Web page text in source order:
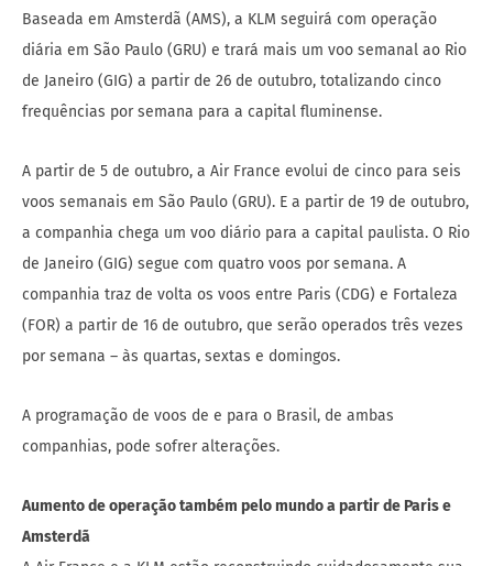
Baseada em Amsterdã (AMS), a KLM seguirá com operação
diária em São Paulo (GRU) e trará mais um voo semanal ao Rio
de Janeiro (GIG) a partir de 26 de outubro, totalizando cinco
frequências por semana para a capital fluminense.
A partir de 5 de outubro, a Air France evolui de cinco para seis
voos semanais em São Paulo (GRU). E a partir de 19 de outubro,
a companhia chega um voo diário para a capital paulista. O Rio
de Janeiro (GIG) segue com quatro voos por semana. A
companhia traz de volta os voos entre Paris (CDG) e Fortaleza
(FOR) a partir de 16 de outubro, que serão operados três vezes
por semana – às quartas, sextas e domingos.
A programação de voos de e para o Brasil, de ambas
companhias, pode sofrer alterações.
Aumento de operação também pelo mundo a partir de Paris e
Amsterdã